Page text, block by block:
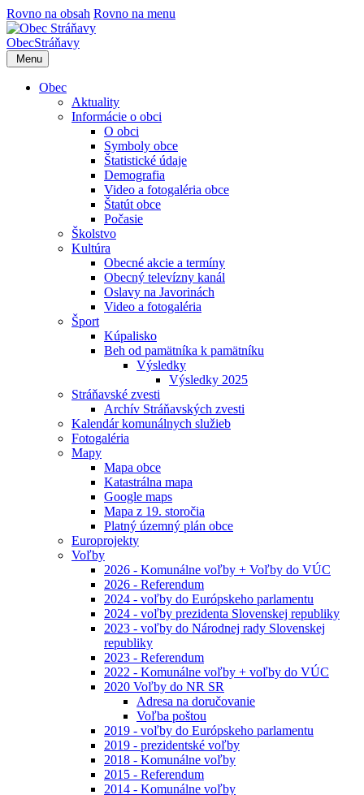
Rovno na obsah Rovno na menu
ObecStráňavy
Menu
Obec
Aktuality
Informácie o obci
O obci
Symboly obce
Štatistické údaje
Demografia
Video a fotogaléria obce
Štatút obce
Počasie
Školstvo
Kultúra
Obecné akcie a termíny
Obecný televízny kanál
Oslavy na Javorinách
Video a fotogaléria
Šport
Kúpalisko
Beh od pamätníka k pamätníku
Výsledky
Výsledky 2025
Stráňavské zvesti
Archív Stráňavských zvesti
Kalendár komunálnych služieb
Fotogaléria
Mapy
Mapa obce
Katastrálna mapa
Google maps
Mapa z 19. storočia
Platný územný plán obce
Europrojekty
Voľby
2026 - Komunálne voľby + Voľby do VÚC
2026 - Referendum
2024 - voľby do Európskeho parlamentu
2024 - voľby prezidenta Slovenskej republiky
2023 - voľby do Národnej rady Slovenskej
republiky
2023 - Referendum
2022 - Komunálne voľby + voľby do VÚC
2020 Voľby do NR SR
Adresa na doručovanie
Voľba poštou
2019 - voľby do Európskeho parlamentu
2019 - prezidentské voľby
2018 - Komunálne voľby
2015 - Referendum
2014 - Komunálne voľby